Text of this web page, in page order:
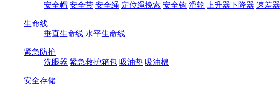
安全帽 安全带 安全绳 定位绳挽索 安全钩 滑轮 上升器下降器 速差器
生命线
垂直生命线 水平生命线
紧急防护
洗眼器 紧急救护箱包 吸油垫 吸油棉
安全存储